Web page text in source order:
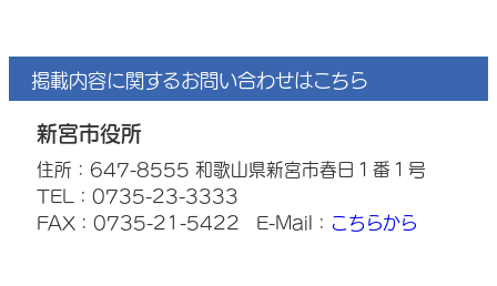
掲載内容に関するお問い合わせはこちら
新宮市役所
住所：647-8555 和歌山県新宮市春日１番１号
TEL：0735-23-3333
FAX：0735-21-5422
E-Mail： こちらから